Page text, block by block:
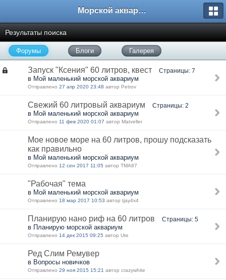
Морской аквариум. Форумы ReefCentral.ru
Результаты поиска
Форумы Блоги Галерея
Запуск "Ксения" 60 литров, квест Страницы: 7
в Мой маленький морской аквариум
Отправлено 27 апр 2020 23:48 автор Petrov
Свежий 60 литровый аквариум Страницы: 2
в Мой маленький морской аквариум
Отправлено 11 фев 2020 01:07 автор Matveller
Мое новое море на 60 литров, прошу подсказать
как правильно
в Мой маленький морской аквариум
Отправлено 12 сен 2017 11:05 автор TMA87
"Рабочая" тема
в Мой маленький морской аквариум
Отправлено 18 мар 2017 10:53 автор tjay4x4
Планирую нано риф на 60 литров Страницы: 5
в Планирую морской аквариум
Отправлено 14 дек 2015 09:25 автор Ute
Ред Слим Ремувер
в Вопросы новичков
Отправлено 29 ноя 2015 15:21 автор crazywhite